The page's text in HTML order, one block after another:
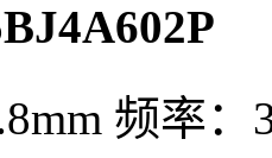
频率